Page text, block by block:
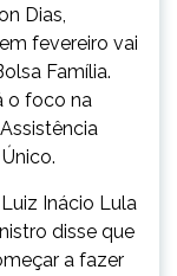
Dias,
fevereiro vai
Família.
o foco na
Inácio Lula
disse que
a fazer